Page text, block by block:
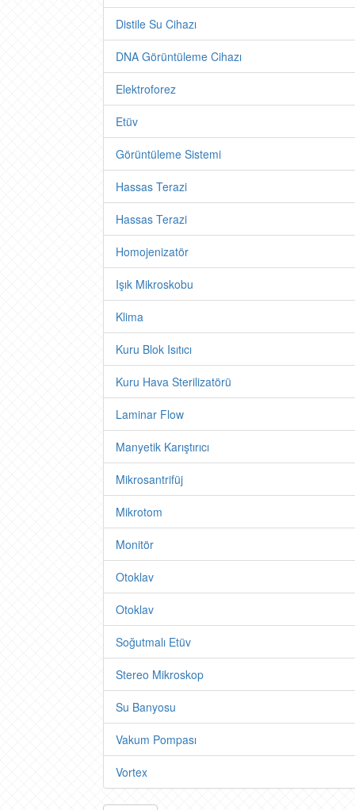
Distile Su Cihazı
DNA Görüntüleme Cihazı
Elektroforez
Etüv
Görüntüleme Sistemi
Hassas Terazi
Hassas Terazi
Homojenizatör
Işık Mikroskobu
Klima
Kuru Blok Isıtıcı
Kuru Hava Sterilizatörü
Laminar Flow
Manyetik Karıştırıcı
Mikrosantrifüj
Mikrotom
Monitör
Otoklav
Otoklav
Soğutmalı Etüv
Stereo Mikroskop
Su Banyosu
Vakum Pompası
Vortex